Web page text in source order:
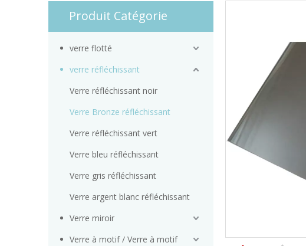
Produit Catégorie
verre flotté
verre réfléchissant
Verre réfléchissant noir
Verre Bronze réfléchissant
Verre réfléchissant vert
Verre bleu réfléchissant
Verre gris réfléchissant
Verre argent blanc réfléchissant
Verre miroir
Verre à motif / Verre à motif